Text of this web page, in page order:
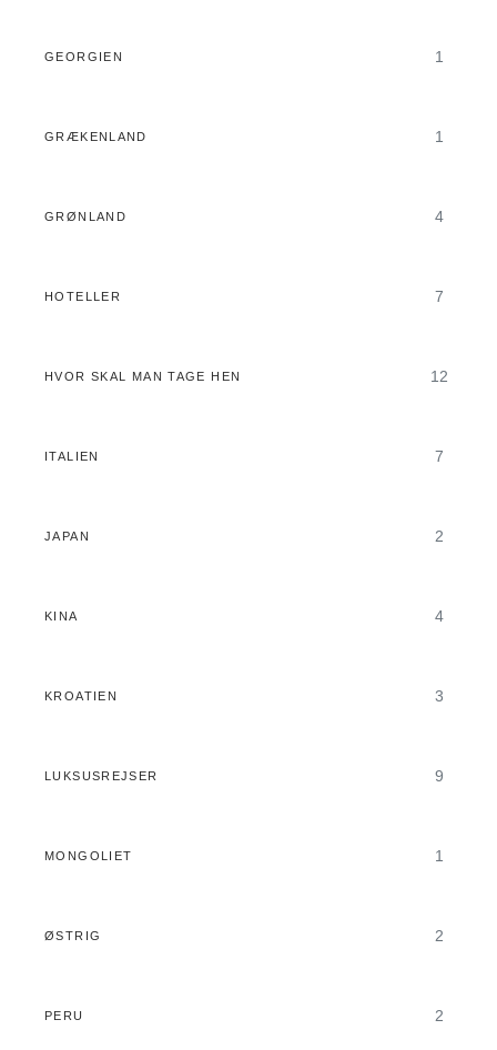
GEORGIEN 1
GRÆKENLAND 1
GRØNLAND 4
HOTELLER 7
HVOR SKAL MAN TAGE HEN 12
ITALIEN 7
JAPAN 2
KINA 4
KROATIEN 3
LUKSUSREJSER 9
MONGOLIET 1
ØSTRIG 2
PERU 2